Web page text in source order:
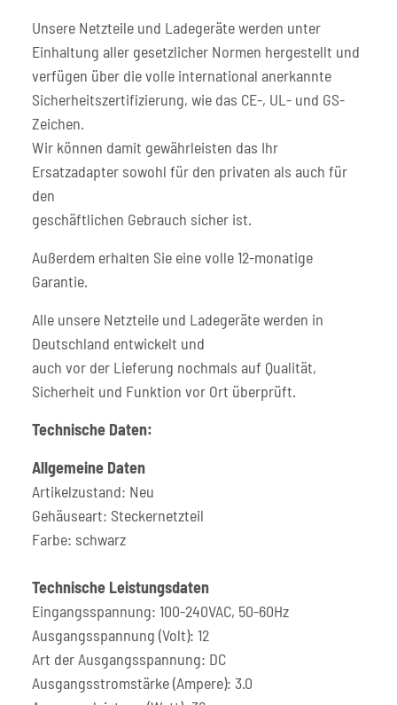
Unsere Netzteile und Ladegeräte werden unter
Einhaltung aller gesetzlicher Normen hergestellt und
verfügen über die volle international anerkannte
Sicherheitszertifizierung, wie das CE-, UL- und GS-
Zeichen.
Wir können damit gewährleisten das Ihr
Ersatzadapter sowohl für den privaten als auch für
den
geschäftlichen Gebrauch sicher ist.
Außerdem erhalten Sie eine volle 12-monatige
Garantie.
Alle unsere Netzteile und Ladegeräte werden in
Deutschland entwickelt und
auch vor der Lieferung nochmals auf Qualität,
Sicherheit und Funktion vor Ort überprüft.
Technische Daten:
Allgemeine Daten
Artikelzustand: Neu
Gehäuseart: Steckernetzteil
Farbe: schwarz
Technische Leistungsdaten
Eingangsspannung: 100-240VAC, 50-60Hz
Ausgangsspannung (Volt): 12
Art der Ausgangsspannung: DC
Ausgangsstromstärke (Ampere): 3.0